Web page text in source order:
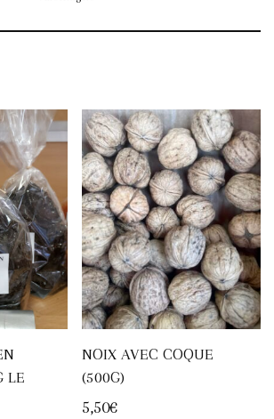
LE
NOIX AVEC COQUE
(500G)
5,50€